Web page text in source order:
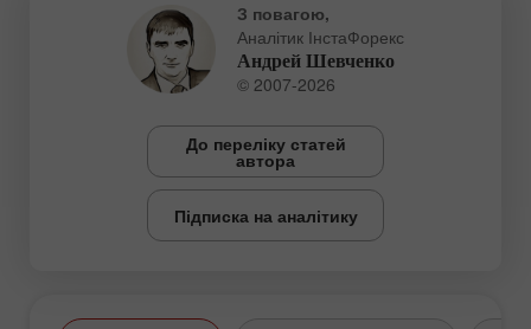
З повагою,
Аналітик ІнстаФорекс
Андрей Шевченко
© 2007-2026
До переліку статей
автора
Підписка на аналітику